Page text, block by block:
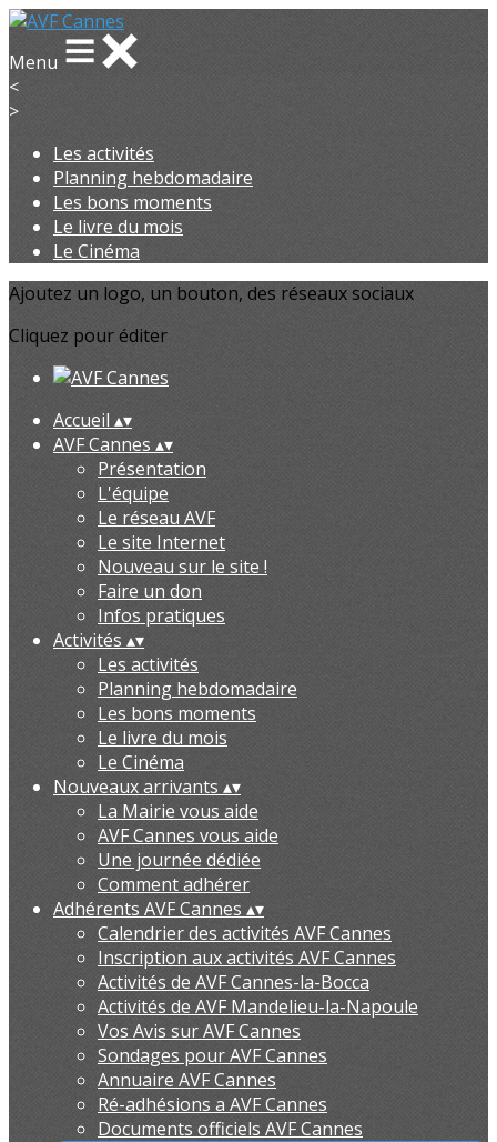
Menu
<
>
Les activités
Planning hebdomadaire
Les bons moments
Le livre du mois
Le Cinéma
Ajoutez un logo, un bouton, des réseaux sociaux
Cliquez pour éditer
Accueil ▴▾
AVF Cannes ▴▾
Présentation
L'équipe
Le réseau AVF
Le site Internet
Nouveau sur le site !
Faire un don
Infos pratiques
Activités ▴▾
Les activités
Planning hebdomadaire
Les bons moments
Le livre du mois
Le Cinéma
Nouveaux arrivants ▴▾
La Mairie vous aide
AVF Cannes vous aide
Une journée dédiée
Comment adhérer
Adhérents AVF Cannes ▴▾
Calendrier des activités AVF Cannes
Inscription aux activités AVF Cannes
Activités de AVF Cannes-la-Bocca
Activités de AVF Mandelieu-la-Napoule
Vos Avis sur AVF Cannes
Sondages pour AVF Cannes
Annuaire AVF Cannes
Ré-adhésions a AVF Cannes
Documents officiels AVF Cannes